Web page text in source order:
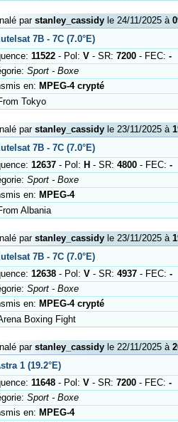
parstanley_cassidyle 24/11/2025 à
7B - 7C (7.0°E)
11522- Pol: V- SR: 7200- FEC: -
Sport - Boxe
en: MPEG-4 crypté
Tokyo
parstanley_cassidyle 23/11/2025 à
7B - 7C (7.0°E)
12637- Pol: H - SR: 4800- FEC: -
Sport - Boxe
en: MPEG-4
Albania
parstanley_cassidyle 23/11/2025 à
7B - 7C (7.0°E)
12638- Pol: V- SR: 4937- FEC: -
Sport - Boxe
en: MPEG-4 crypté
Boxing Fight
parstanley_cassidyle 22/11/2025 à
1 (19.2°E)
11648- Pol: V- SR: 7200- FEC: -
Sport - Boxe
en: MPEG-4